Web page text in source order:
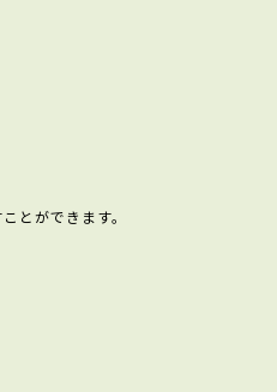
とができます。